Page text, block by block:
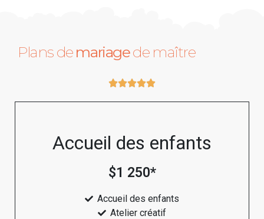
Plans de mariagede maître

Accueil des enfants
$1 250*
Accueil des enfants
Atelier créatif